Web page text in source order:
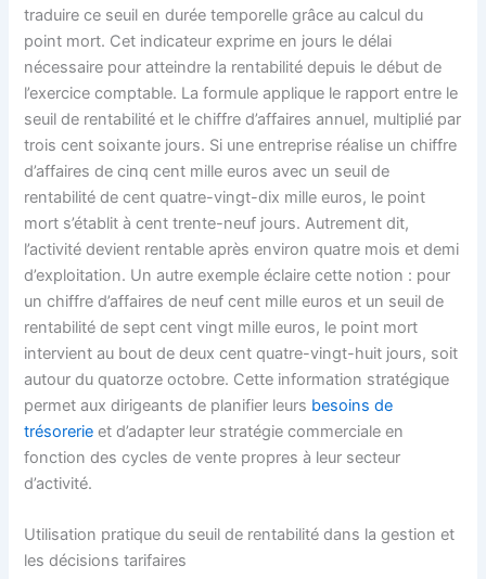
traduire ce seuil en durée temporelle grâce au calcul du
point mort. Cet indicateur exprime en jours le délai
nécessaire pour atteindre la rentabilité depuis le début de
l’exercice comptable. La formule applique le rapport entre le
seuil de rentabilité et le chiffre d’affaires annuel, multiplié par
trois cent soixante jours. Si une entreprise réalise un chiffre
d’affaires de cinq cent mille euros avec un seuil de
rentabilité de cent quatre-vingt-dix mille euros, le point
mort s’établit à cent trente-neuf jours. Autrement dit,
l’activité devient rentable après environ quatre mois et demi
d’exploitation. Un autre exemple éclaire cette notion : pour
un chiffre d’affaires de neuf cent mille euros et un seuil de
rentabilité de sept cent vingt mille euros, le point mort
intervient au bout de deux cent quatre-vingt-huit jours, soit
autour du quatorze octobre. Cette information stratégique
permet aux dirigeants de planifier leurs besoins de
trésorerie et d’adapter leur stratégie commerciale en
fonction des cycles de vente propres à leur secteur
d’activité.
Utilisation pratique du seuil de rentabilité dans la gestion et
les décisions tarifaires